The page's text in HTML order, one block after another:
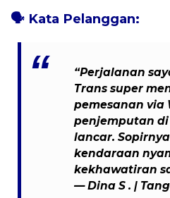
🗣️ Kata Pelanggan:
“Perjalanan
Trans super
pemesanan via
penjemputan
lancar.
kendaraan
kekhawatiran
—Dina S . |